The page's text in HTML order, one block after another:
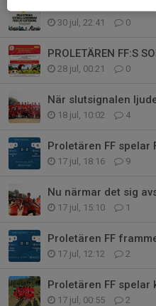
30 jul, 22:41 0
28 jul, 00:21 0
18 jul, 10:02 4
Proletären FF spelar
17 jul, 18:16 9
Nu närmar det sig
17 jul, 15:10 1
Proletären FF
17 jul, 12:12 2
Proletären FF spelar
17 jul, 00:55 2